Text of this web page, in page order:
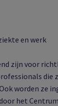
en werk
zijn voor
die
worden ze
het